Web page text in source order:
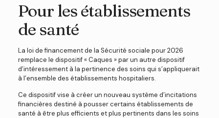
Pour les établissements
de santé
La loi de financement de la Sécurité sociale pour 2026
remplace le dispositif « Caques » par un autre dispositif
d’intéressement à la pertinence des soins qui s’appliquerait
à l’ensemble des établissements hospitaliers.
Ce dispositif vise à créer un nouveau système d’incitations
financières destiné à pousser certains établissements de
santé à être plus efficients et plus pertinents dans les soins